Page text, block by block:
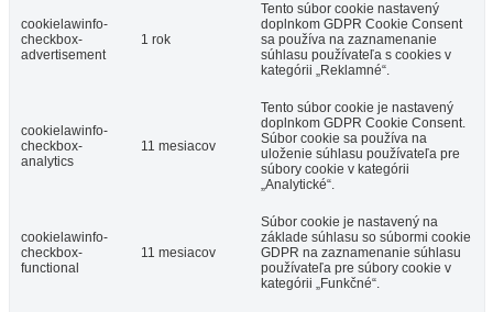
cookielawinfo-
checkbox-
advertisement
1 rok
Tento súbor cookie nastavený
doplnkom GDPR Cookie Consent
sa používa na zaznamenanie
súhlasu používateľa s cookies v
kategórii „Reklamné“.
cookielawinfo-
checkbox-
analytics
11 mesiacov
Tento súbor cookie je nastavený
doplnkom GDPR Cookie Consent.
Súbor cookie sa používa na
uloženie súhlasu používateľa pre
súbory cookie v kategórii
„Analytické“.
cookielawinfo-
checkbox-
functional
11 mesiacov
Súbor cookie je nastavený na
základe súhlasu so súbormi cookie
GDPR na zaznamenanie súhlasu
používateľa pre súbory cookie v
kategórii „Funkčné“.